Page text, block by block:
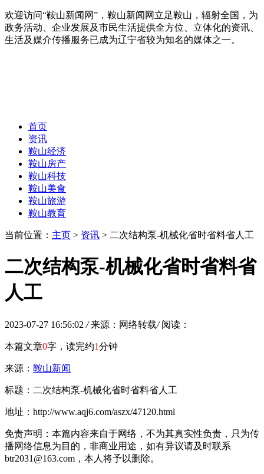
欢迎访问“鞍山新闻网”，鞍山新闻网立足鞍山，辐射全国，为
政务活动、企业发展及市民生活提供全方位、立体化的资讯、
生活及媒介传播服务已成为辽宁省较为知名的媒体之一。
首页
资讯
鞍山经济
鞍山房产
鞍山科技
鞍山美食
鞍山旅游
鞍山教育
当前位置： 主页 > 资讯 > 二次结构泵-机械化省时省料省人工
二次结构泵-机械化省时省料省
人工
2023-07-27 16:56:02 / 来源：网络转载/ 阅读：
本篇文章0字，读完约1分钟
来源： 鞍山新闻
标题：二次结构泵-机械化省时省料省人工
地址：http://www.aqj6.com/aszx/47120.html
免责声明：本篇内容来自于网络，不为其真实性负责，只为传
播网络信息为目的，非商业用途，如有异议请及时联系
btr2031@163.com，本人将予以删除。